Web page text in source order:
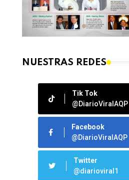
NUESTRAS REDES
Tik Tok
@DiarioViralAQP
Facebook
@DiarioViralAQP
Twitter
@diarioviral1